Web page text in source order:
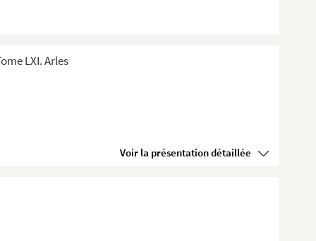
LXI. Arles
Voir la présentation détaillée